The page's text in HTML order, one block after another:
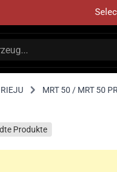
RIEJU MRT 50 / MRT 50
Produkte